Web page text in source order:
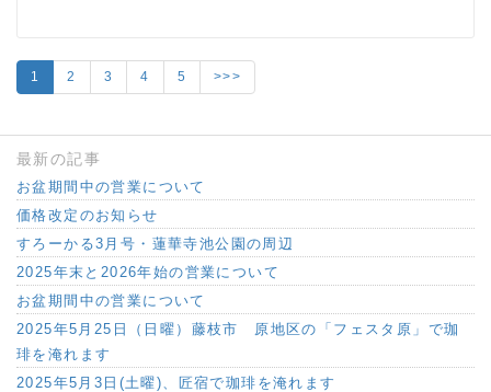
1 2 3 4 5 >>>
最新の記事
お盆期間中の営業について
価格改定のお知らせ
すろーかる3月号・蓮華寺池公園の周辺
2025年末と2026年始の営業について
お盆期間中の営業について
2025年5月25日（日曜）藤枝市 原地区の「フェスタ原」で珈
琲を淹れます
2025年5月3日(土曜)、匠宿で珈琲を淹れます